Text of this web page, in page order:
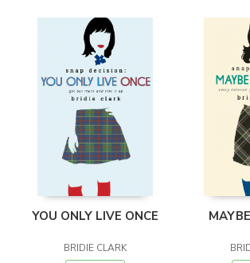
YOU ONLY LIVE ONCE
BRIDIE CLARK